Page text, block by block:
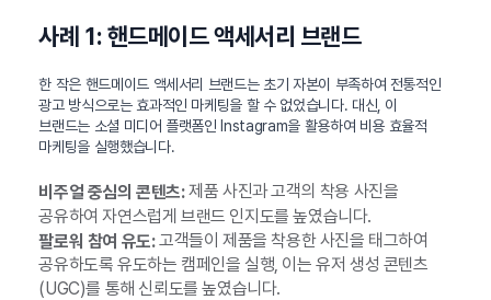
사례 1: 핸드메이드 액세서리 브랜드
한 작은 핸드메이드 액세서리 브랜드는 초기 자본이 부족하여 전통적인
광고 방식으로는 효과적인 마케팅을 할 수 없었습니다. 대신, 이
브랜드는 소셜 미디어 플랫폼인 Instagram을 활용하여 비용 효율적
마케팅을 실행했습니다.
비주얼 중심의 콘텐츠:제품 사진과 고객의 착용 사진을
공유하여 자연스럽게 브랜드 인지도를 높였습니다.
팔로워 참여 유도:고객들이 제품을 착용한 사진을 태그하여
공유하도록 유도하는 캠페인을 실행, 이는 유저 생성 콘텐츠
(UGC)를 통해 신뢰도를 높였습니다.